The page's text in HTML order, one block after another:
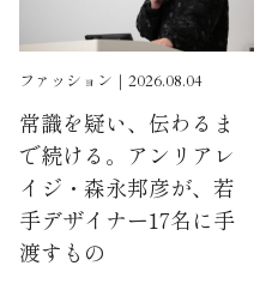
ファッション｜2026.08.04
常識を疑い、伝わるま
で続ける。アンリアレ
イジ・森永邦彦が、若
手デザイナー17名に手
渡すもの